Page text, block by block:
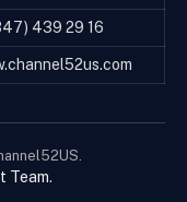
439 29 16
Team.